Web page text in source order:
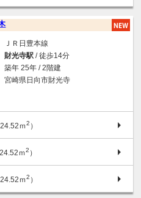
ＪＲ日豊本線
財光寺駅 / 徒歩14分
築年 25年 / 2階建
宮崎県日向市財光寺
ｍ2 ）
ｍ2 ）
ｍ2 ）